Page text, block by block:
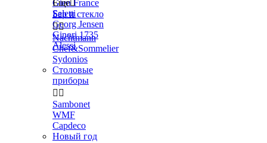
Gien France
Seletti
Georg Jensen
Ginori 1735
Alessi
Еще
Бар и стекло

Nachtmann
Chef&Sommelier
Sydonios
Столовые
приборы
 
Sambonet
WMF
Capdeco
Новый год